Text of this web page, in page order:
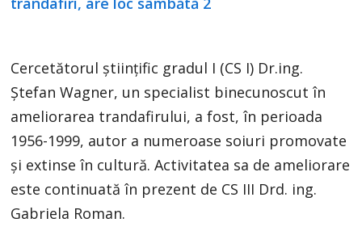
Cercetătorul științific gradul I (CS I) Dr.ing.
Ştefan Wagner, un specialist binecunoscut în
ameliorarea trandafirului, a fost, în perioada
1956-1999, autor a numeroase soiuri promovate
şi extinse în cultură. Activitatea sa de ameliorare
este continuată în prezent de CS III Drd. ing.
Gabriela Roman.